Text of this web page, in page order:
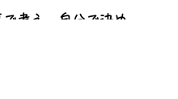
考え、自分で決め、